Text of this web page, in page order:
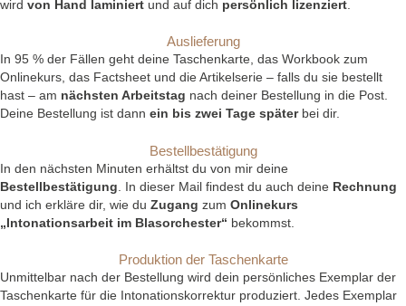
wird von Hand laminiert und auf dich persönlich lizenziert
Auslieferung
In 95 % der Fällen geht deine Taschenkarte, das Workbook zum
Onlinekurs, das Factsheet und die Artikelserie – falls du sie bestellt
hast – am nächsten Arbeitstag nach deiner Bestellung in die Post.
Deine Bestellung ist dann ein bis zwei Tage späterbei dir.
Bestellbestätigung
In den nächsten Minuten erhältst du von mir deine
Bestellbestätigung . In dieser Mail findest du auch deine Rechnung
und ich erkläre dir, wie du Zugang zum Onlinekurs
„Intonationsarbeit im Blasorchester“ bekommst.
Produktion der Taschenkarte
Unmittelbar nach der Bestellung wird dein persönliches Exemplar der
Taschenkarte für die Intonationskorrektur produziert. Jedes Exemplar